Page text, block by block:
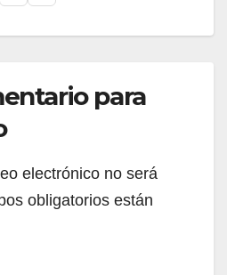
para
electrónico no será
obligatorios están